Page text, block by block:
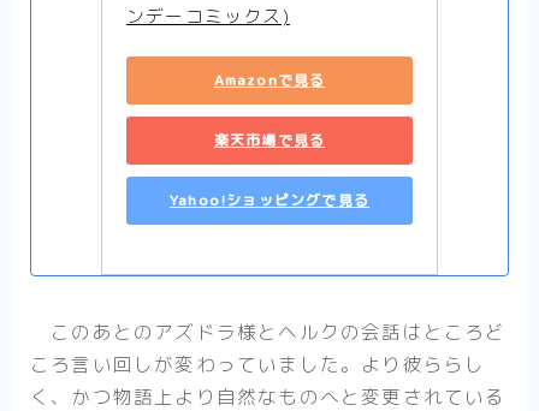
ンデーコミックス)
Amazonで見る
楽天市場で見る
Yahoo!ショッピングで見る
このあとのアズドラ様とヘルクの会話はところど
ころ言い回しが変わっていました。より彼ららし
く、かつ物語上より自然なものへと変更されている